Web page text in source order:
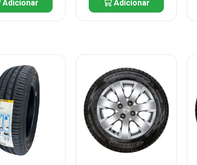
Adicionar Adicionar